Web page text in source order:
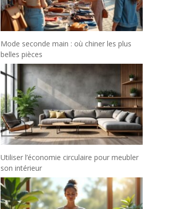
Mode seconde main : où chiner les plus
belles pièces
Utiliser l’économie circulaire pour meubler
son intérieur